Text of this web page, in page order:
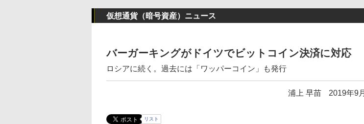
仮想通貨（暗号資産）ニュース
バーガーキングがドイツでビットコイン決済に対応
ロシアに続く。過去には「ワッパーコイン」も発行
浦上 早苗 2019年9
リスト